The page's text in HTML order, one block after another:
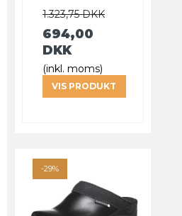
1.323,75 DKK
694,00
DKK
(inkl. moms)
VIS PRODUKT
-29%